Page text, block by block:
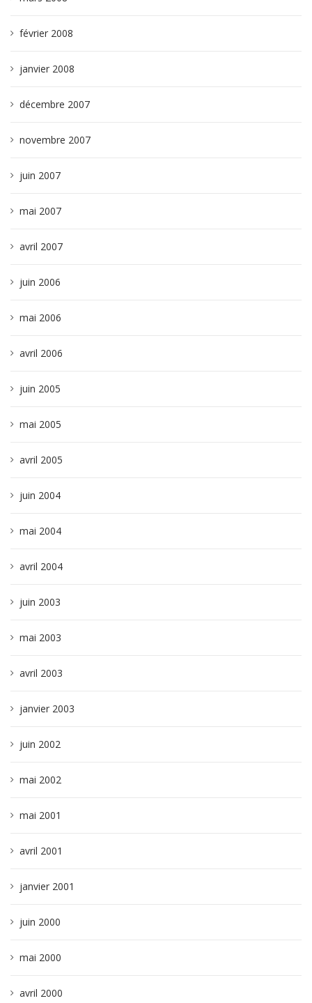
février 2008
janvier 2008
décembre 2007
novembre 2007
juin 2007
mai 2007
avril 2007
juin 2006
mai 2006
avril 2006
juin 2005
mai 2005
avril 2005
juin 2004
mai 2004
avril 2004
juin 2003
mai 2003
avril 2003
janvier 2003
juin 2002
mai 2002
mai 2001
avril 2001
janvier 2001
juin 2000
mai 2000
avril 2000